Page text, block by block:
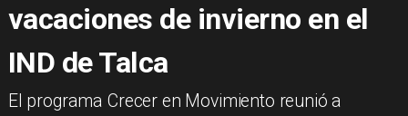
vacaciones de invierno en el
IND de Talca
​El programa Crecer en Movimiento reunió a